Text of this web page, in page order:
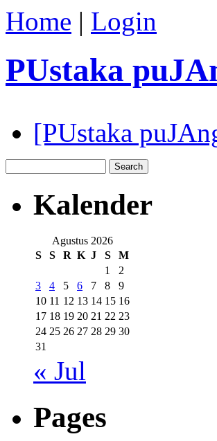
Home | Login
PUstaka
[PUstaka
Kalender
Agustus 2026
S
S R K J S
M
1
2
3
4 5 6 7 8
9
10 11 12 13 14 15 16
17 18 19 20 21 22 23
24 25 26 27 28 29 30
31
« Jul
Pages